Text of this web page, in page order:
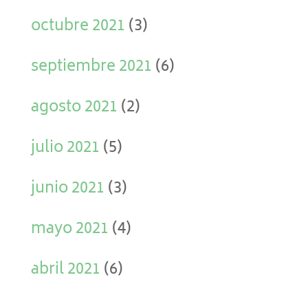
octubre 2021 (3)
septiembre 2021 (6)
agosto 2021 (2)
julio 2021 (5)
junio 2021 (3)
mayo 2021 (4)
abril 2021 (6)